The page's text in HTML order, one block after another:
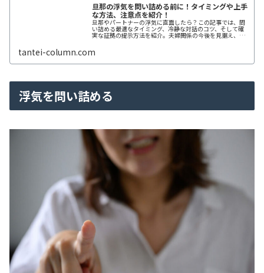
旦那の浮気を問い詰める前に！タイミングや上手
な方法、注意点を紹介！
旦那やパートナーの浮気に直面したら？この記事では、問
い詰める最適なタイミング、冷静な対話のコツ、そして確
実な証拠の提示方法を紹介。夫婦関係の今後を見据え、上
手な問い詰め方で解決へ導きます。
tantei-column.com
浮気を問い詰める